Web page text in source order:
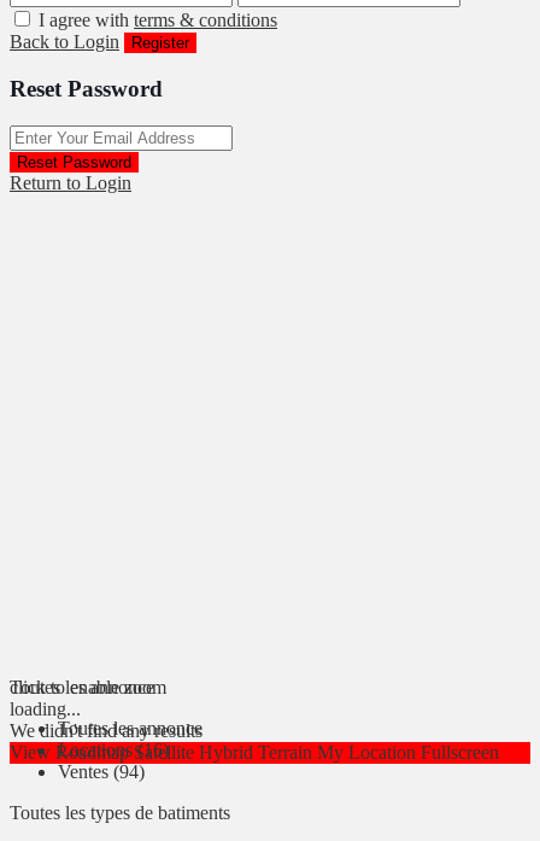
I agree with terms & conditions
Back to Login
Register
Reset Password
Reset Password
Return to Login
click to enable zoom
loading...
We didn't find any results
View Roadmap Satellite Hybrid Terrain My Location Fullscreen
Toutes les annonce
Toutes les annonce
Locations (16)
Ventes (94)
Toutes les types de batiments